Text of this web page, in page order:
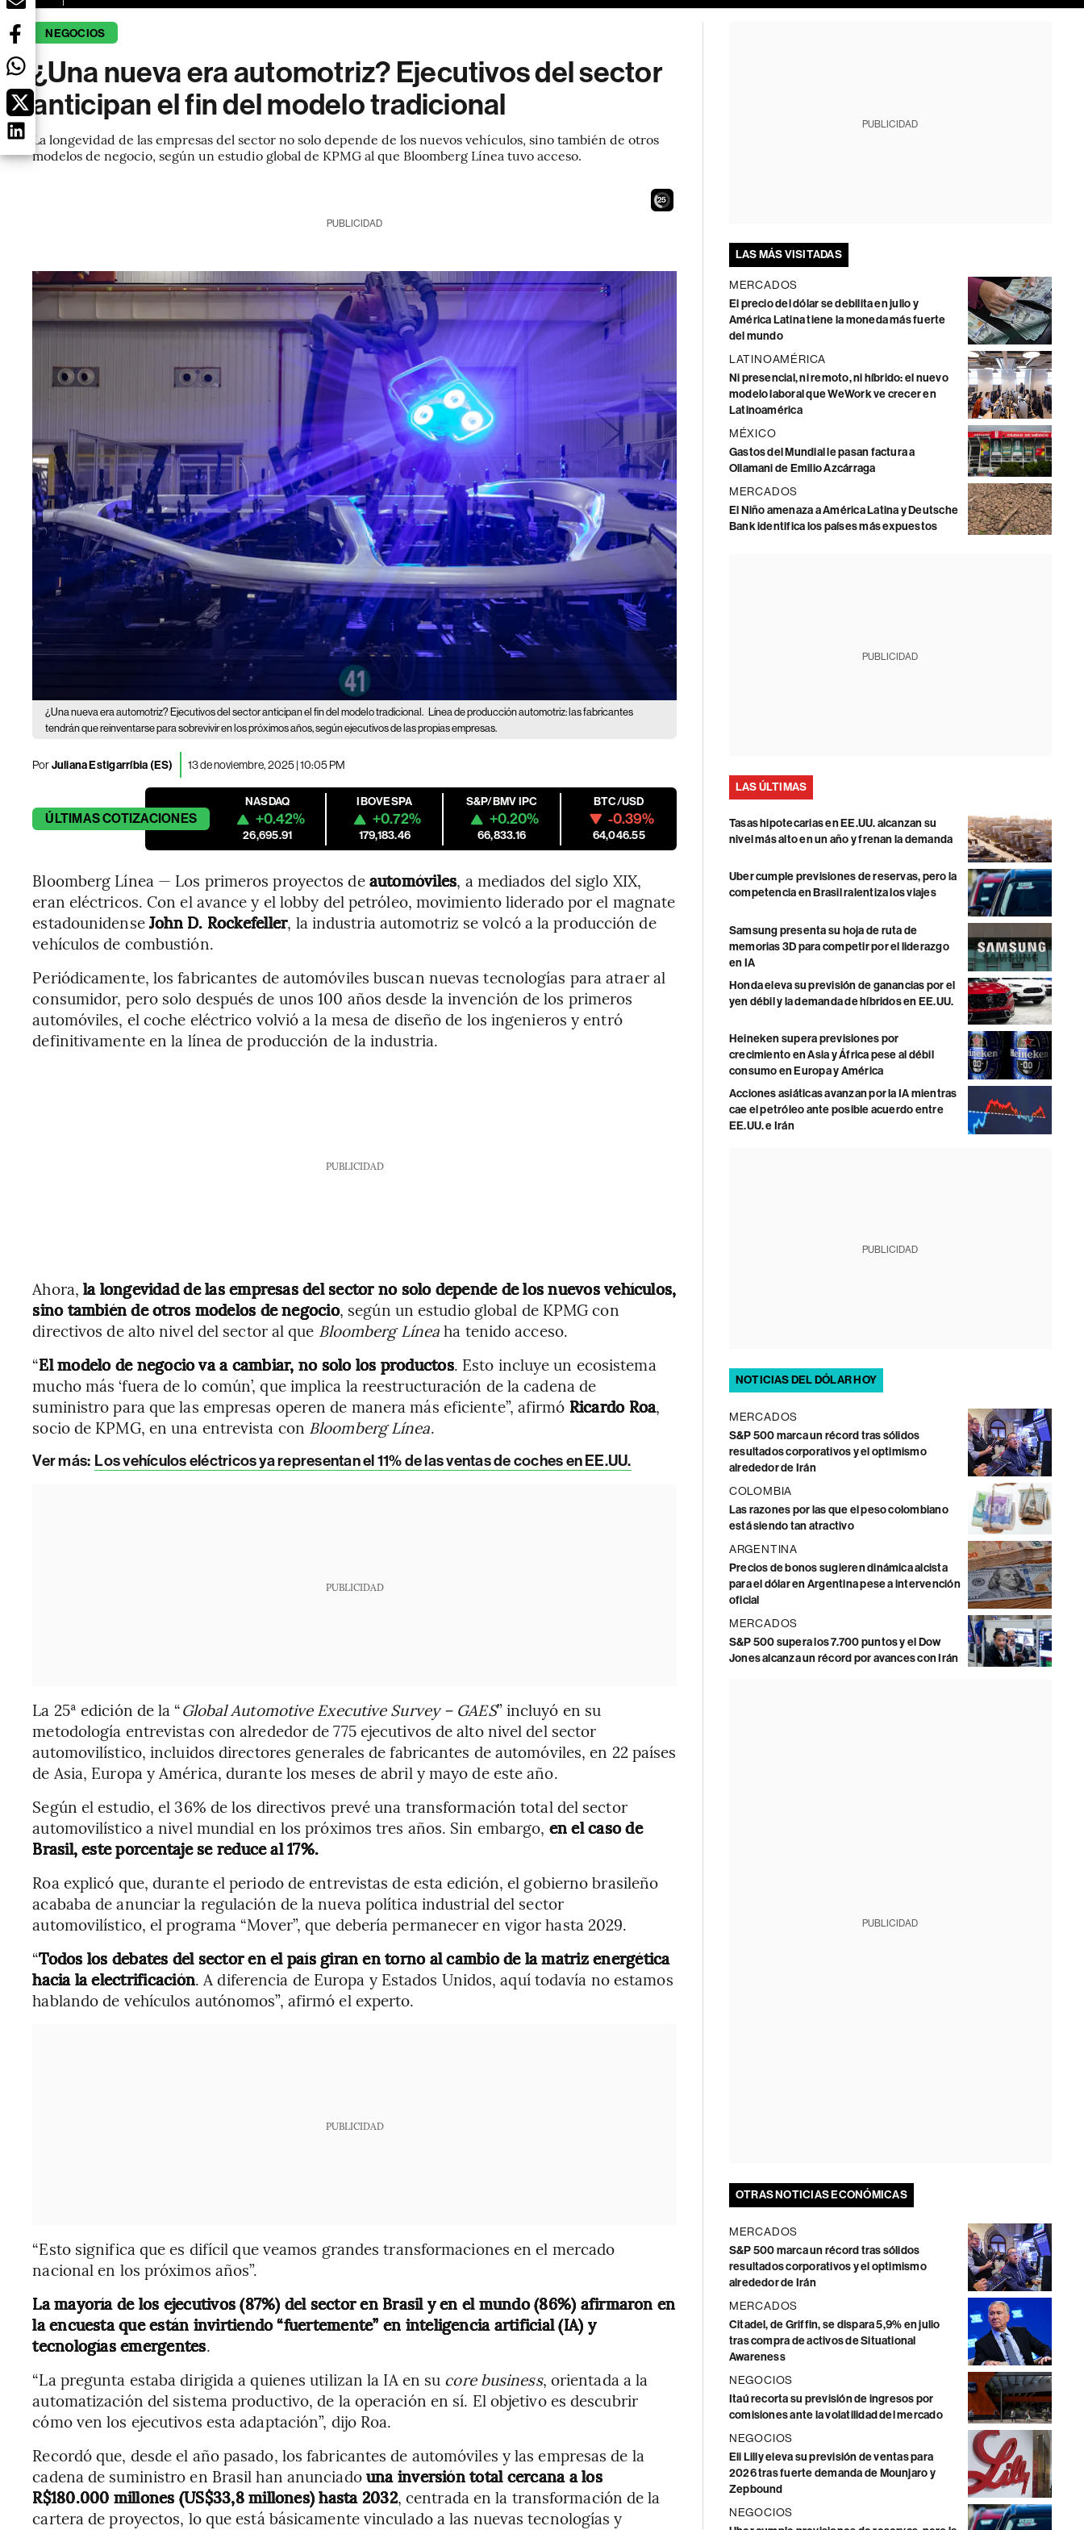
NEGOCIOS
¿Una nueva era automotriz? Ejecutivos del sector
anticipan el fin del modelo tradicional
La longevidad de las empresas del sector no solo depende de los nuevos vehículos, sino también de otros
modelos de negocio, según un estudio global de KPMG al que Bloomberg Línea tuvo acceso.
24
PUBLICIDAD
¿Una nueva era automotriz? Ejecutivos del sector anticipan el fin del modelo tradicional. Línea de producción automotriz: las fabricantes
tendrán que reinventarse para sobrevivir en los próximos años, según ejecutivos de las propias empresas.
PorJuliana Estigarríbia (ES) 13 de noviembre, 2025 | 10:05 PM
ÚLTIMASCOTIZACIONES
NASDAQ
+0.42%
26,695.91
IBOVESPA
+0.72%
179,183.46
S&P/BMV IPC
+0.20%
66,833.16
BTC/USD
-0.39%
64,046.55
Bloomberg Línea — Los primeros proyectos deautomóviles, a mediados del siglo XIX,
eran eléctricos. Con el avance y el lobby del petróleo, movimiento liderado por el magnate
estadounidenseJohn D. Rockefeller, la industria automotriz se volcó a la producción de
vehículos de combustión.
Periódicamente, los fabricantes de automóviles buscan nuevas tecnologías para atraer al
consumidor, pero solo después de unos 100 años desde la invención de los primeros
automóviles, el coche eléctrico volvió a la mesa de diseño de los ingenieros y entró
definitivamente en la línea de producción de la industria.
PUBLICIDAD
Ahora,la longevidad de las empresas del sector no solo depende de los nuevos vehículos,
sino también de otros modelos de negocio, según un estudio global de KPMG con
directivos de alto nivel del sector al que Bloomberg Líneaha tenido acceso.
“El modelo de negocio va a cambiar, no solo los productos. Esto incluye un ecosistema
mucho más ‘fuera de lo común’, que implica la reestructuración de la cadena de
suministro para que las empresas operen de manera más eficiente”, afirmó Ricardo Roa,
socio de KPMG, en una entrevista con Bloomberg Línea.
Ver más: Los vehículos eléctricos ya representan el 11% de las ventas de coches en EE.UU.
PUBLICIDAD
La 25ª edición de la “Global Automotive Executive Survey – GAES” incluyó en su
metodología entrevistas con alrededor de 775 ejecutivos de alto nivel del sector
automovilístico, incluidos directores generales de fabricantes de automóviles, en 22 países
de Asia, Europa y América, durante los meses de abril y mayo de este año.
Según el estudio, el 36% de los directivos prevé una transformación total del sector
automovilístico a nivel mundial en los próximos tres años. Sin embargo, en el caso de
Brasil, este porcentaje se reduce al 17%.
Roa explicó que, durante el periodo de entrevistas de esta edición, el gobierno brasileño
acababa de anunciar la regulación de la nueva política industrial del sector
automovilístico, el programa “Mover”, que debería permanecer en vigor hasta 2029.
“Todos los debates del sector en el país giran en torno al cambio de la matriz energética
hacia la electrificación. A diferencia de Europa y Estados Unidos, aquí todavía no estamos
hablando de vehículos autónomos”, afirmó el experto.
PUBLICIDAD
“Esto significa que es difícil que veamos grandes transformaciones en el mercado
nacional en los próximos años”.
La mayoría de los ejecutivos (87%) del sector en Brasil y en el mundo (86%) afirmaron en
la encuesta que están invirtiendo “fuertemente” en inteligencia artificial (IA) y
tecnologías emergentes.
“La pregunta estaba dirigida a quienes utilizan la IA en su core business, orientada a la
automatización del sistema productivo, de la operación en sí. El objetivo es descubrir
cómo ven los ejecutivos esta adaptación”, dijo Roa.
Recordó que, desde el año pasado, los fabricantes de automóviles y las empresas de la
cadena de suministro en Brasil han anunciadouna inversión total cercana a los
R$180.000 millones (US$33,8 millones) hasta 2032, centrada en la transformación de la
cartera de proyectos, lo que está básicamente vinculado a las nuevas tecnologías y
PUBLICIDAD
LAS MÁS VISITADAS
MERCADOS
El precio del dólar se debilita en julio y
América Latina tiene la moneda más fuerte
del mundo
LATINOAMÉRICA
Ni presencial, ni remoto, ni híbrido: el nuevo
modelo laboral que WeWork ve crecer en
Latinoamérica
MÉXICO
Gastos del Mundial le pasan factura a
Ollamani de Emilio Azcárraga
MERCADOS
El Niño amenaza a América Latina y Deutsche
Bank identifica los países más expuestos
PUBLICIDAD
LAS ÚLTIMAS
Tasas hipotecarias en EE.UU. alcanzan su
nivel más alto en un año y frenan la demanda
Uber cumple previsiones de reservas, pero la
competencia en Brasil ralentiza los viajes
Samsung presenta su hoja de ruta de
memorias 3D para competir por el liderazgo
en IA
Honda eleva su previsión de ganancias por el
yen débil y la demanda de híbridos en EE.UU.
Heineken supera previsiones por
crecimiento en Asia y África pese al débil
consumo en Europa y América
Acciones asiáticas avanzan por la IA mientras
cae el petróleo ante posible acuerdo entre
EE.UU. e Irán
PUBLICIDAD
NOTICIAS DEL DÓLAR HOY
MERCADOS
S&P 500 marca un récord tras sólidos
resultados corporativos y el optimismo
alrededor de Irán
COLOMBIA
Las razones por las que el peso colombiano
está siendo tan atractivo
ARGENTINA
Precios de bonos sugieren dinámica alcista
para el dólar en Argentina pese a intervención
oficial
MERCADOS
S&P 500 supera los 7.700 puntos y el Dow
Jones alcanza un récord por avances con Irán
PUBLICIDAD
OTRAS NOTICIAS ECONÓMICAS
MERCADOS
S&P 500 marca un récord tras sólidos
resultados corporativos y el optimismo
alrededor de Irán
MERCADOS
Citadel, de Griffin, se dispara 5,9% en julio
tras compra de activos de Situational
Awareness
NEGOCIOS
Itaú recorta su previsión de ingresos por
comisiones ante la volatilidad del mercado
NEGOCIOS
Eli Lilly eleva su previsión de ventas para
2026 tras fuerte demanda de Mounjaro y
Zepbound
NEGOCIOS